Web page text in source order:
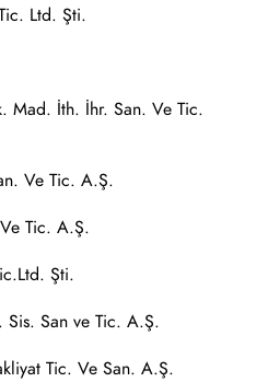
Ltd. Şti.
Mad. İth. İhr. San. Ve Tic.
Ve Tic. A.Ş.
Tic. A.Ş.
Şti.
Sis. San ve Tic. A.Ş.
Tic. Ve San. A.Ş.